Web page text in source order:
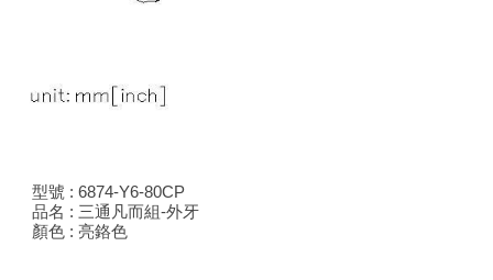
型號 : 6874-Y6-80CP
品名 : 三通凡而組-外牙
顏色 : 亮鉻色